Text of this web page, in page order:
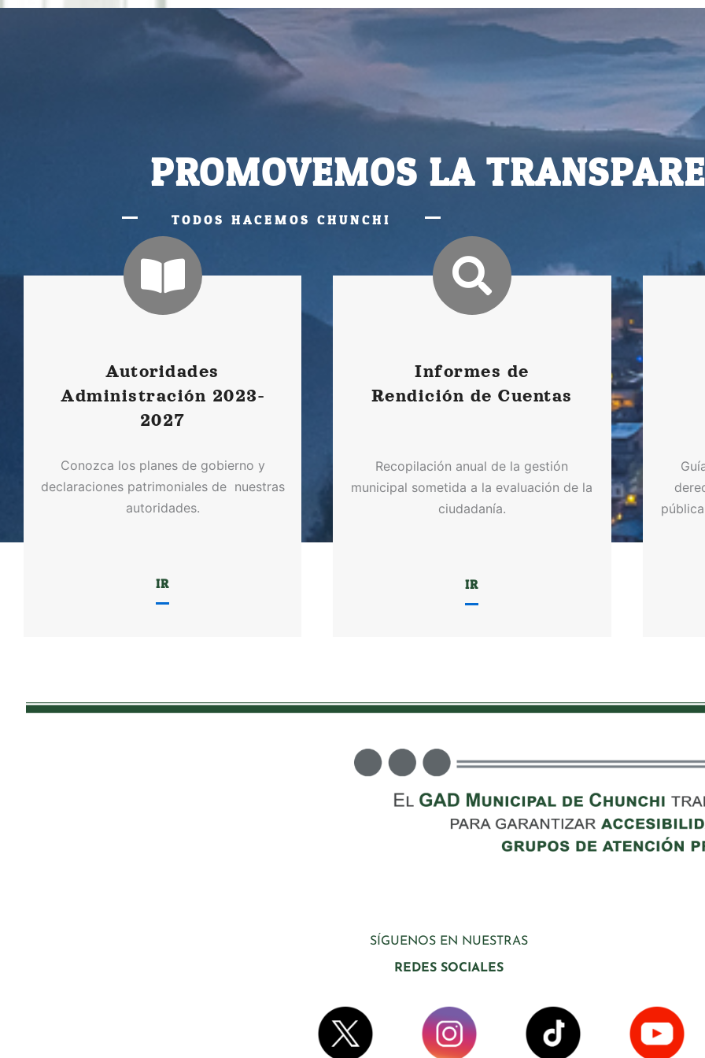
PROMOVEMOS LA
TODOS HACEMOS CHUNCHI
Autoridades
Administración 2023-
2027
Conozca los planes de gobierno y
declaraciones patrimoniales de nuestras
autoridades.
IR
Informes de
Rendición de Cuentas
Recopilación anual de la gestión
municipal sometida a la evaluación de la
ciudadanía.
IR
SÍGUENOS EN NUESTRAS
REDES SOCIALES